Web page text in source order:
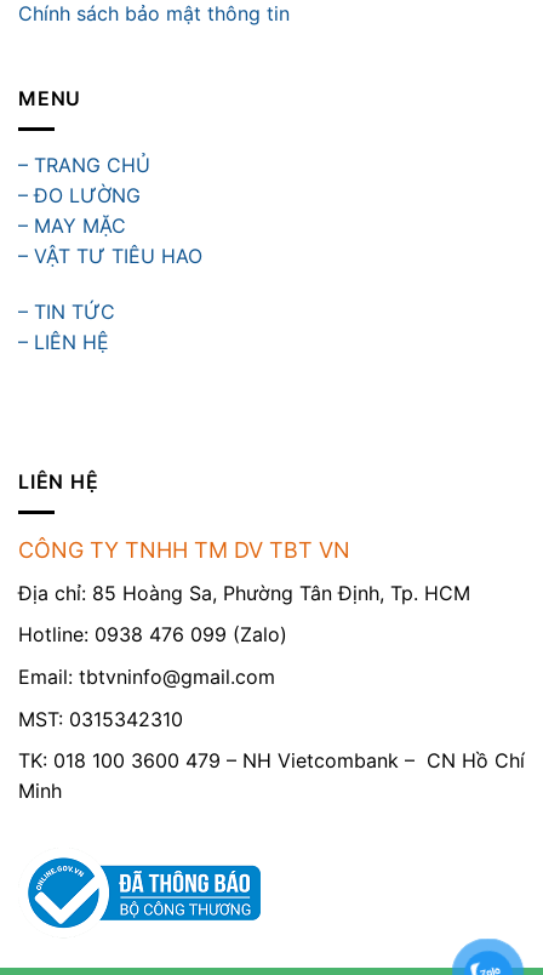
Chính sách bảo mật thông tin
MENU
– TRANG CHỦ
– ĐO LƯỜNG
– MAY MẶC
– VẬT TƯ TIÊU HAO
– TIN TỨC
– LIÊN HỆ
LIÊN HỆ
CÔNG TY TNHH TM DV TBT VN
Địa chỉ: 85 Hoàng Sa, Phường Tân Định, Tp. HCM
Hotline: 0938 476 099 (Zalo)
Email: tbtvninfo@gmail.com
MST: 0315342310
TK: 018 100 3600 479 – NH Vietcombank – CN Hồ Chí
Minh